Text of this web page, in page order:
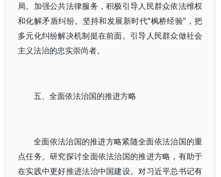
局。加强公共法律服务，积极引导人民群众依法维权
和化解矛盾纠纷。坚持和发展新时代“枫桥经验”，把
多元化纠纷解决机制挺在前面。引导人民群众做社会
主义法治的忠实崇尚者。
五、全面依法治国的推进方略
全面依法治国的推进方略紧随全面依法治国的重
点任务。研究探讨全面依法治国的推进方略，有助于
在实践中更好推进法治中国建设。对习近平总书记有